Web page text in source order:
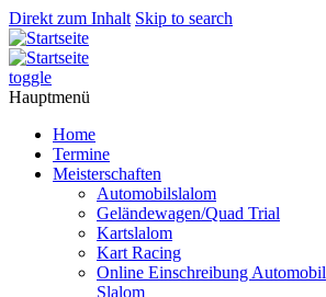
Direkt zum Inhalt Skip to search
toggle
Hauptmenü
Home
Termine
Meisterschaften
Automobilslalom
Geländewagen/Quad Trial
Kartslalom
Kart Racing
Online Einschreibung Automobil
Slalom